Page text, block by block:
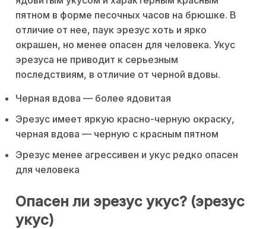
пятном в форме песочных часов на брюшке. В
отличие от нее, паук эрезус хоть и ярко
окрашен, но менее опасен для человека. Укус
эрезуса не приводит к серьезным
последствиям, в отличие от черной вдовы.
Черная вдова — более ядовитая
Эрезус имеет яркую красно-черную окраску,
черная вдова — черную с красным пятном
Эрезус менее агрессивен и укус редко опасен
для человека
Опасен ли эрезус укус? (эрезус
укус)